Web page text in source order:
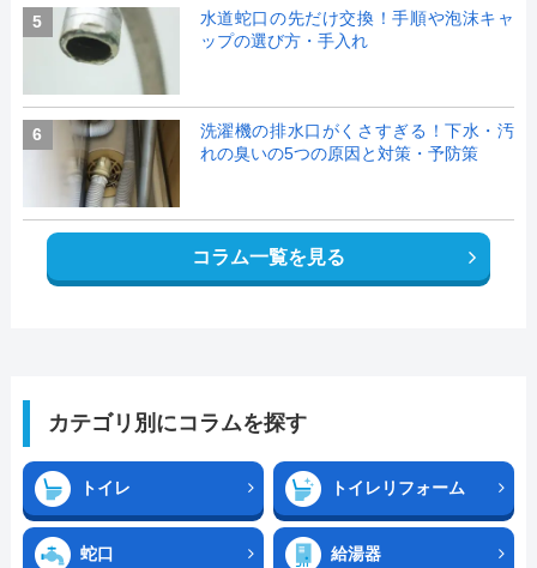
5
水道蛇口の先だけ交換！手順や泡沫キャ
ップの選び方・手入れ
6
洗濯機の排水口がくさすぎる！下水・汚
れの臭いの5つの原因と対策・予防策
コラム一覧を見る
カテゴリ別にコラムを探す
トイレ トイレリフォーム
蛇口 給湯器